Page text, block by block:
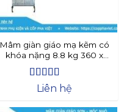
Mâm giàn giáo mạ kẽm có
khóa nặng 8.8 kg 360 x
Được xếp
5 sao
Liên hệ